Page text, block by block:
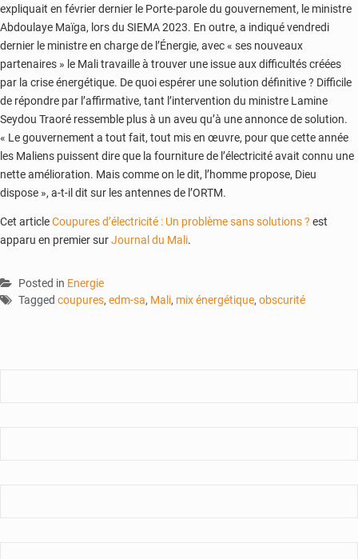
expliquait en février dernier le Porte-parole du gouvernement, le ministre
Abdoulaye Maïga, lors du SIEMA 2023. En outre, a indiqué vendredi
dernier le ministre en charge de l’Énergie, avec « ses nouveaux
partenaires » le Mali travaille à trouver une issue aux difficultés créées
par la crise énergétique. De quoi espérer une solution définitive ? Difficile
de répondre par l’affirmative, tant l’intervention du ministre Lamine
Seydou Traoré ressemble plus à un aveu qu’à une annonce de solution.
« Le gouvernement a tout fait, tout mis en œuvre, pour que cette année
les Maliens puissent dire que la fourniture de l’électricité avait connu une
nette amélioration. Mais comme on le dit, l’homme propose, Dieu
dispose », a-t-il dit sur les antennes de l’ORTM.
Cet articleCoupures d’électricité : Un problème sans solutions ? est
apparu en premier surJournal du Mali.
Posted in Energie
Tagged coupures, edm-sa, Mali, mix énergétique, obscurité